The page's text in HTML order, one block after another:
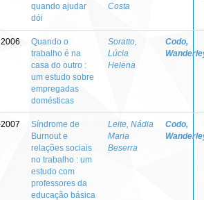
quando ajudar
dói
Costa
2006
Quando o
trabalho é na
casa do outro :
um estudo sobre
empregadas
domésticas
Soratto,
Lúcia
Helena
Codo,
Síndrome de
Burnout e
relações sociais
no trabalho : um
estudo com
professores da
educação básica
Leite, Nádia
Maria
Beserra
Codo,